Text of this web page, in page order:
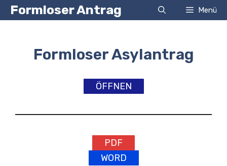
Zum
InhaltFormloser Antrag Menü
Formloser Asylantrag
ÖFFNEN
PDF
WORD